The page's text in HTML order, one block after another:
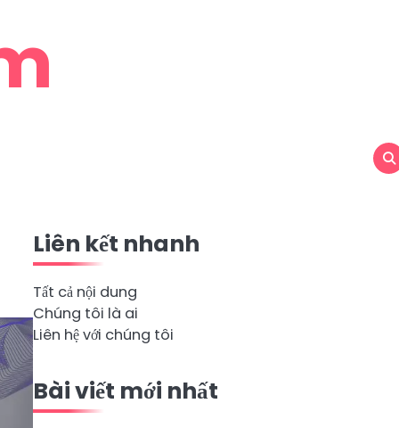
Liên kết nhanh
Tất cả nội dung
Chúng tôi là ai
Liên hệ với chúng tôi
Bài viết mới nhất